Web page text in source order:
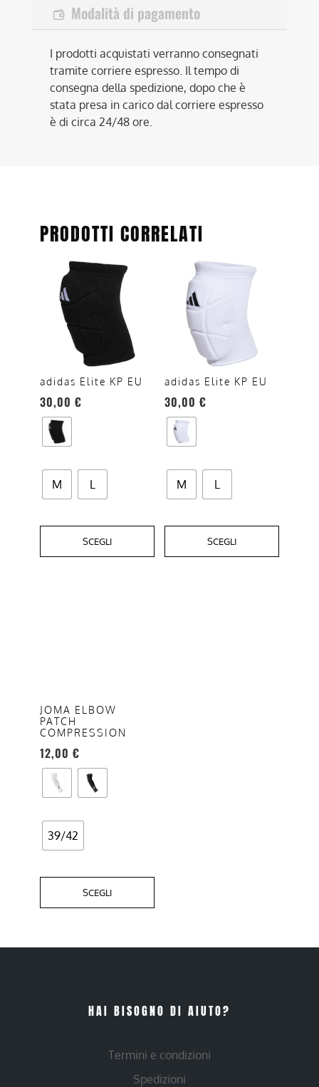
Modalità di pagamento
I prodotti acquistati verranno consegnati
tramite corriere espresso. Il tempo di
consegna della spedizione, dopo che è
stata presa in carico dal corriere espresso
è di circa 24/48 ore.
PRODOTTI CORRELATI
adidas Elite KP EU
30,00 €
M L
SCEGLI
Questo
prodotto
varianti.
opzioni
possono
essere
scelte
nella
pagina
del
adidas Elite KP EU
30,00 €
M L
SCEGLI
Questo
prodotto
varianti.
opzioni
possono
essere
scelte
nella
pagina
del
JOMA ELBOW
PATCH
COMPRESSION
12,00 €
39/42
SCEGLI
opzioni
possono
essere
scelte
nella
pagina
prodotto
HAI BISOGNO DI AIUTO?
Termini e condizioni
Spedizioni